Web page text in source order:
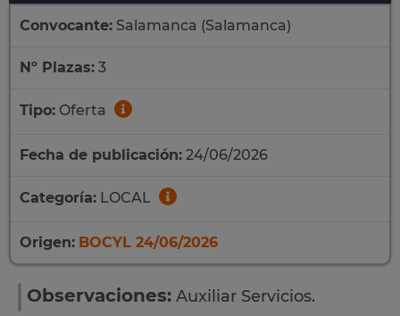
Convocante: Salamanca (Salamanca)
Nº Plazas: 3
Tipo: Oferta
Fecha de publicación: 24/06/2026
Categoría: LOCAL
Origen: BOCYL 24/06/2026
Observaciones: Auxiliar Servicios.